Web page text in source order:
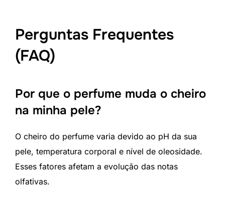
Perguntas Frequentes
(FAQ)
Por que o perfume muda o cheiro
na minha pele?
O cheiro do perfume varia devido ao pH da sua
pele, temperatura corporal e nível de oleosidade.
Esses fatores afetam a evolução das notas
olfativas.